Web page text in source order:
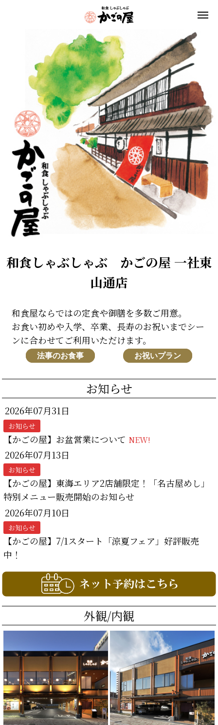
和食しゃぶしゃぶ かごの屋 一社東
山通店
和食屋ならではの定食や御膳を多数ご用意。
お食い初めや入学、卒業、長寿のお祝いまでシー
ンに合わせてご利用いただけます。
法事のお食事 お祝いプラン
お知らせ
2026年07月31日
お知らせ
【かごの屋】お盆営業について NEW!
2026年07月13日
お知らせ
【かごの屋】東海エリア2店舗限定！「名古屋めし」
特別メニュー販売開始のお知らせ
2026年07月10日
お知らせ
【かごの屋】7/1スタート「涼夏フェア」好評販売
中！
外観/内観